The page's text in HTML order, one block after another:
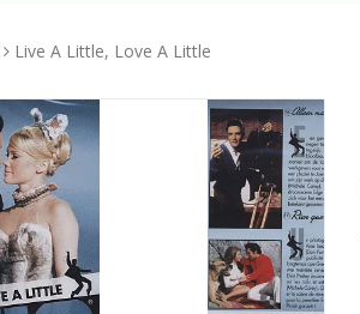
Live A Little, Love A Little